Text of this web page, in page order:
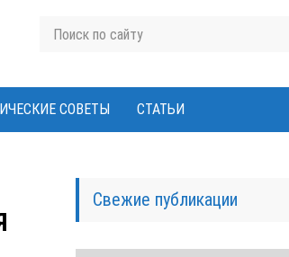
СОВЕТЫ СТАТЬИ
Свежие публикации